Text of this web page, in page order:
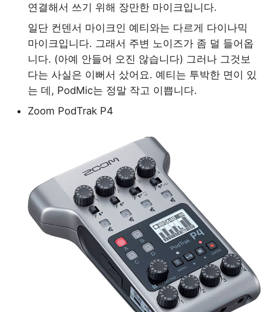
연결해서 쓰기 위해 장만한 마이크입니다.
일단 컨덴서 마이크인 예티와는 다르게 다이나믹
마이크입니다. 그래서 주변 노이즈가 좀 덜 들어옵
니다. (아예 안들어 오진 않습니다) 그러나 그것보
다는 사실은 이뻐서 샀어요. 예티는 투박한 면이 있
는 데, PodMic는 정말 작고 이쁩니다.
Zoom PodTrak P4